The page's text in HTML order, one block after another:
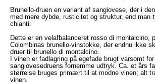
Brunello-druen en variant af sangiovese, der i
med mere dybde, rusticitet og struktur, end man
chianti.
Dette er en velafbalanceret rosso di montalcino,
Colombinas brunello-vinstokke, der endnu ikke
druer til brunello di montalcino.
I vinen er fadlagring på egefade brugt varsomt
sangiovesedruens fornemme udtryk. Ca. et års
størrelse bruges primært til at modne vinen; alt
vinen.